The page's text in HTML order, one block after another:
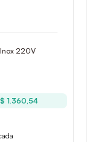
220V
1.360,54